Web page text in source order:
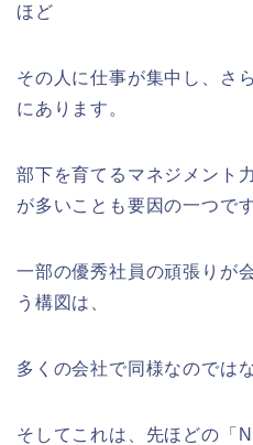
ほど
その人に仕事が集中し、さ
にあります。
部下を育てるマネジメント
が多いことも要因の一つです
一部の優秀社員の頑張りが
う構図は、
多くの会社で同様なのでは
そしてこれは、先ほどの「